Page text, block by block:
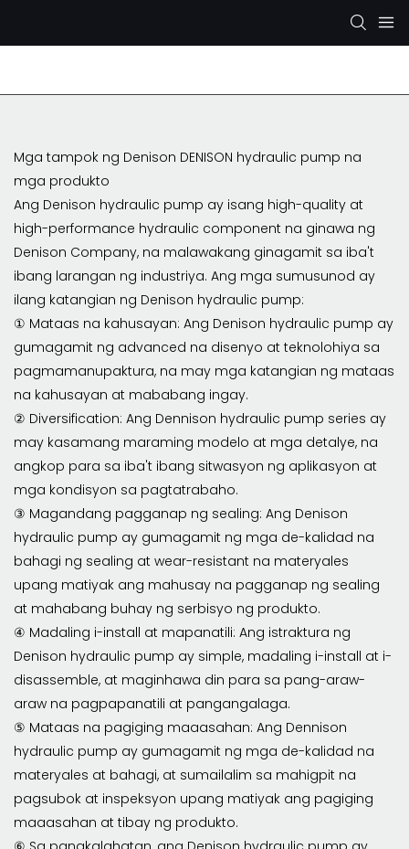
Mga tampok ng Denison DENISON hydraulic pump na
mga produkto
Ang Denison hydraulic pump ay isang high-quality at
high-performance hydraulic component na ginawa ng
Denison Company, na malawakang ginagamit sa iba't
ibang larangan ng industriya. Ang mga sumusunod ay
ilang katangian ng Denison hydraulic pump:
① Mataas na kahusayan: Ang Denison hydraulic pump ay
gumagamit ng advanced na disenyo at teknolohiya sa
pagmamanupaktura, na may mga katangian ng mataas
na kahusayan at mababang ingay.
② Diversification: Ang Dennison hydraulic pump series ay
may kasamang maraming modelo at mga detalye, na
angkop para sa iba't ibang sitwasyon ng aplikasyon at
mga kondisyon sa pagtatrabaho.
③ Magandang pagganap ng sealing: Ang Denison
hydraulic pump ay gumagamit ng mga de-kalidad na
bahagi ng sealing at wear-resistant na materyales
upang matiyak ang mahusay na pagganap ng sealing
at mahabang buhay ng serbisyo ng produkto.
④ Madaling i-install at mapanatili: Ang istraktura ng
Denison hydraulic pump ay simple, madaling i-install at i-
disassemble, at maginhawa din para sa pang-araw-
araw na pagpapanatili at pangangalaga.
⑤ Mataas na pagiging maaasahan: Ang Dennison
hydraulic pump ay gumagamit ng mga de-kalidad na
materyales at bahagi, at sumailalim sa mahigpit na
pagsubok at inspeksyon upang matiyak ang pagiging
maaasahan at tibay ng produkto.